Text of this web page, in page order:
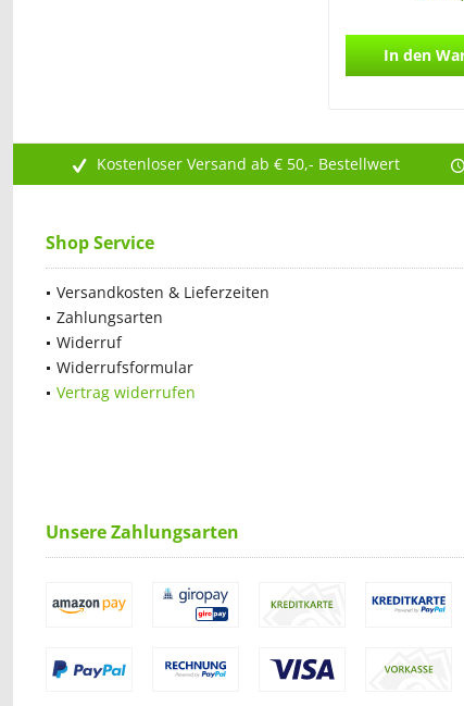
In den
Kostenloser Versand ab € 50,- Bestellwert
Shop Service
Versandkosten & Lieferzeiten
Zahlungsarten
Widerruf
Widerrufsformular
Vertrag widerrufen
Unsere Zahlungsarten